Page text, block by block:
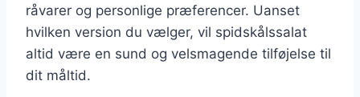
råvarer og personlige præferencer. Uanset
hvilken version du vælger, vil spidskålssalat
altid være en sund og velsmagende tilføjelse til
dit måltid.